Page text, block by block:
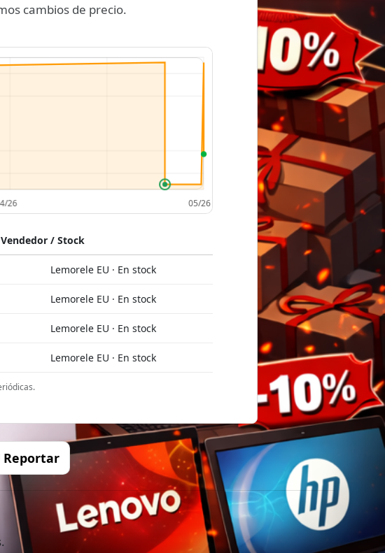
cambios de precio.
Vendedor / Stock
Lemorele EU · En stock
Lemorele EU · En stock
Lemorele EU · En stock
Lemorele EU · En stock
Reportar